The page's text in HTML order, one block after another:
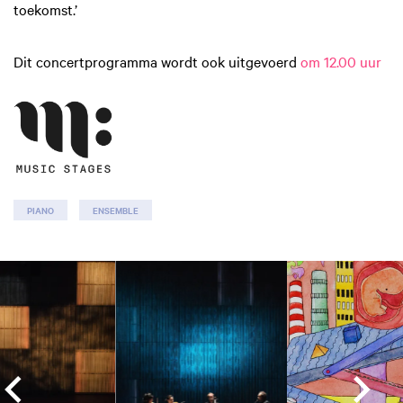
toekomst.’
Dit concertprogramma wordt ook uitgevoerd om 12.00 uur
PIANO ENSEMBLE